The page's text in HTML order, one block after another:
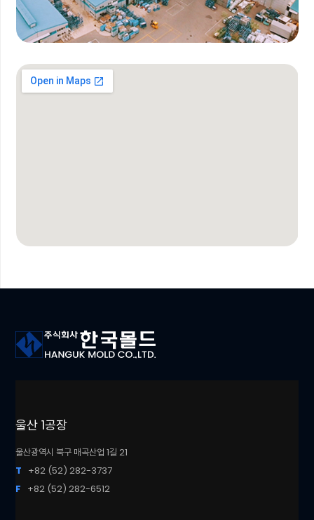
울산 1공장
울산광역시 북구 매곡산업 1길 21
T +82 (52) 282-3737
F +82 (52) 282-6512